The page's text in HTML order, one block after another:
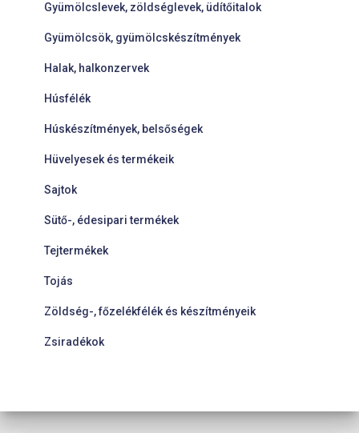
Gyümölcslevek, zöldséglevek, üdítőitalok
Gyümölcsök, gyümölcskészítmények
Halak, halkonzervek
Húsfélék
Húskészítmények, belsőségek
Hüvelyesek és termékeik
Sajtok
Sütő-, édesipari termékek
Tejtermékek
Tojás
Zöldség-, főzelékfélék és készítményeik
Zsiradékok